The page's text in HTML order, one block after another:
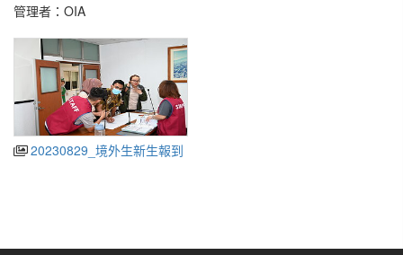
管理者： OIA
20230829_境外生新生報到